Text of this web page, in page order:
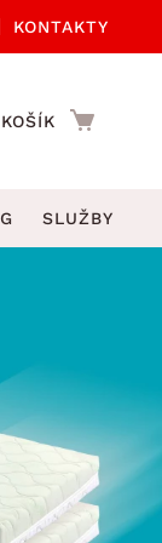
KONTAKTY
KOŠÍK
SLUŽBY